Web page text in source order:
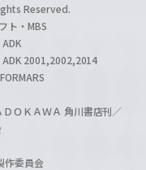
Reserved.
ト・MBS
2001,2002,2014
ＯＫＡＷＡ 角川書店刊／
作委員会